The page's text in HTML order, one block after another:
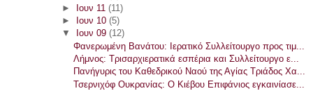
► Ιουν 11 (11)
►
Ιουν 10 (5)
▼
Ιουν 09 (12)
Φανερωμένη Βανάτου: Ιερατικό Συλλείτουργο προς τιμ...
Λήμνος: Τρισαρχιερατικά εσπέρια και Συλλείτουργο ε...
Πανήγυρις του Καθεδρικού Ναού της Αγίας Τριάδος Χα...
Τσερνιχόφ Ουκρανίας: Ο Κιέβου Επιφάνιος εγκαινίασε...